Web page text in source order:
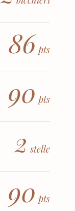
86 pts
90 pts
2 stelle
90 pts